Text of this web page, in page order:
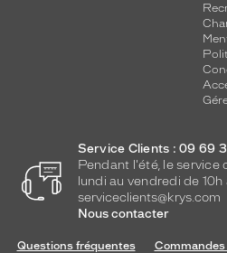
Service Clients : 09 69
Pendant l'été, le service
lundi au vendredi de 10h
serviceclients@krys.com
Nous contacter
Questions fréquentes